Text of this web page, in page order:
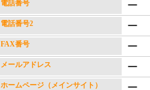
電話番号 ー
電話番号2 ー
FAX番号 ー
メールアドレス ー
ホームページ（メインサイト） ー